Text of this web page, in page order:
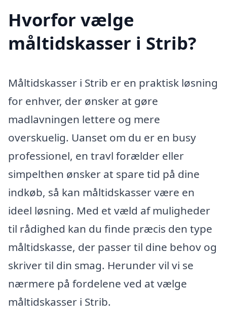
Hvorfor vælge
måltidskasser i Strib?
Måltidskasser i Strib er en praktisk løsning
for enhver, der ønsker at gøre
madlavningen lettere og mere
overskuelig. Uanset om du er en busy
professionel, en travl forælder eller
simpelthen ønsker at spare tid på dine
indkøb, så kan måltidskasser være en
ideel løsning. Med et væld af muligheder
til rådighed kan du finde præcis den type
måltidskasse, der passer til dine behov og
skriver til din smag. Herunder vil vi se
nærmere på fordelene ved at vælge
måltidskasser i Strib.